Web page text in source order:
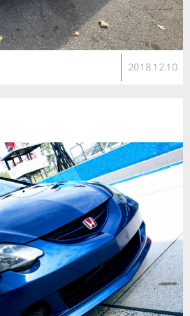
2018.12.10